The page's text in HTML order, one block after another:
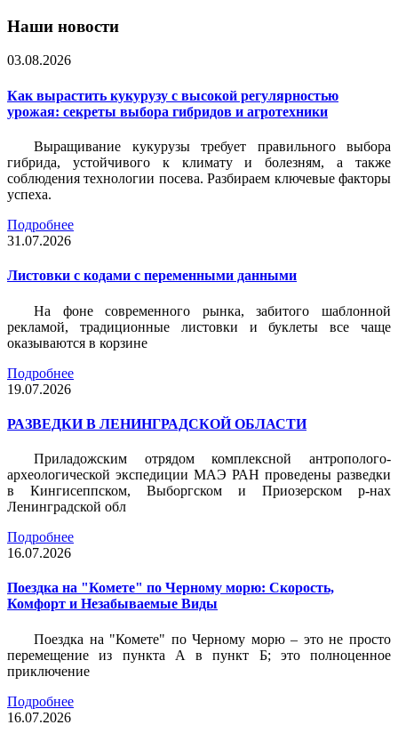
Наши новости
03.08.2026
Как вырастить кукурузу с высокой регулярностью
урожая: секреты выбора гибридов и агротехники
Выращивание кукурузы требует правильного выбора
гибрида, устойчивого к климату и болезням, а также
соблюдения технологии посева. Разбираем ключевые факторы
успеха.
Подробнее
31.07.2026
Листовки c кодами с переменными данными
На фоне современного рынка, забитого шаблонной
рекламой, традиционные листовки и буклеты все чаще
оказываются в корзине
Подробнее
19.07.2026
РАЗВЕДКИ В ЛЕНИНГРАДСКОЙ ОБЛАСТИ
Приладожским отрядом комплексной антрополого-
археологической экспедиции МАЭ РАН проведены разведки
в Кингисеппском, Выборгском и Приозерском р-нах
Ленинградской обл
Подробнее
16.07.2026
Поездка на "Комете" по Черному морю: Скорость,
Комфорт и Незабываемые Виды
Поездка на "Комете" по Черному морю – это не просто
перемещение из пункта А в пункт Б; это полноценное
приключение
Подробнее
16.07.2026